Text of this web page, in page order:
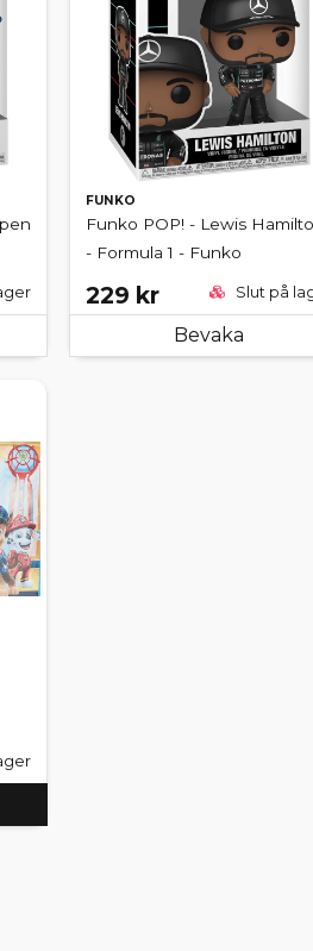
FUNKO
Funko POP! - Lewis
- Formula 1 - Funko
229 kr Slut på
Bevaka